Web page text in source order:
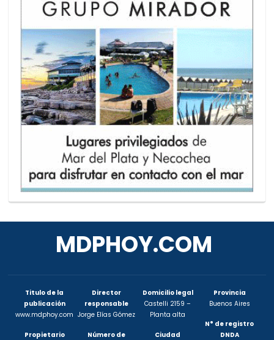
MDPHOY.COM
Titulo de la
publicación
www.mdphoy.com
Propietario
Director
responsable
Jorge Elías Gómez
Número de
Domicilio legal
Castelli 2159 –
Planta alta
Ciudad
Provincia
Buenos Aires
N° de registro
DNDA